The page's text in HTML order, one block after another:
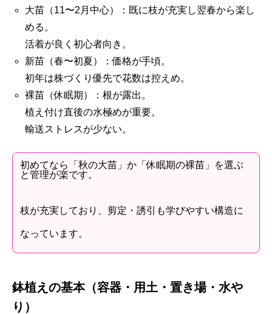
大苗（11〜2月中心）：既に枝が充実し翌春から楽し
める。
活着が良く初心者向き。
新苗（春〜初夏）：価格が手頃。
初年は株づくり優先で花数は控えめ。
裸苗（休眠期）：根が露出。
植え付け直後の水極めが重要。
輸送ストレスが少ない。
初めてなら「秋の大苗」か「休眠期の裸苗」を選ぶ
と管理が楽です。
枝が充実しており、剪定・誘引も学びやすい構造に
なっています。
鉢植えの基本（容器・用土・置き場・水や
り）